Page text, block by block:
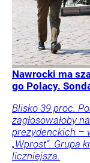
Nawrocki ma
go Polacy.
Blisko 39 proc.
zagłosowałoby
prezydenckich –
„Wprost”. Grupa
liczniejsza.